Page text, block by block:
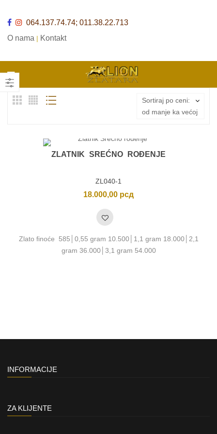
064.137.74.74; 011.38.22.713
O nama | Kontakt
Sortiraj po ceni:
od manje ka većoj
ZLATNIK SREĆNO ROĐENJE
ZL040-1
18.000,00 рсд
Zlato finoće 585│0,55 gram 10.500│1,1 gram 18.000│2,1
gram 36.000│3,1 gram 54.000
INFORMACIJE
ZA KLIJENTE